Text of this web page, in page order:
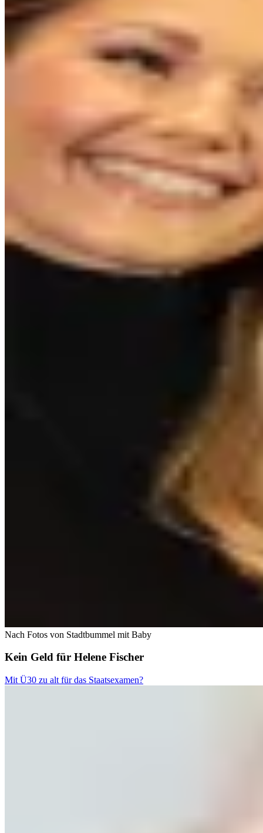
Nach Fotos von Stadtbummel mit Baby
Kein Geld für Helene Fischer
Mit Ü30 zu alt für das Staatsexamen?